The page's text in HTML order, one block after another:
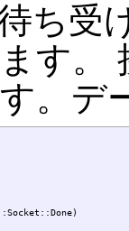
ち受
す。
。デ